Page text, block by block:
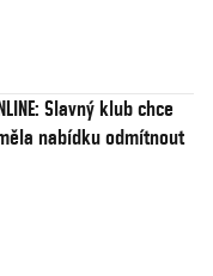
Slavný klub chce
nabídku odmítnout